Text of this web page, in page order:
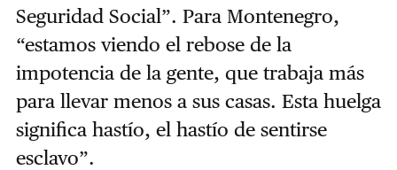
Seguridad Social”. Para Montenegro,
“estamos viendo el rebose de la
impotencia de la gente, que trabaja más
para llevar menos a sus casas. Esta huelga
significa hastío, el hastío de sentirse
esclavo”.